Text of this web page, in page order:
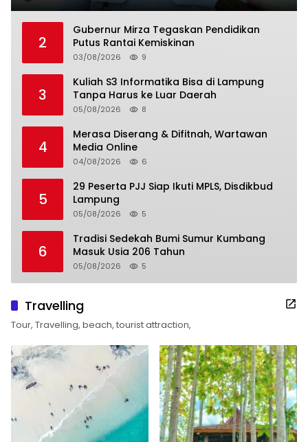
2
Gubernur Mirza Tegaskan Pendidikan
Putus Rantai Kemiskinan
03/08/2026 9
3
Kuliah S3 Informatika Bisa di Lampung
Tanpa Harus ke Luar Daerah
05/08/2026 8
4
Merasa Diserang & Difitnah, Wartawan
Media Online
04/08/2026 6
5
29 Peserta PJJ Siap Ikuti MPLS, Disdikbud
Lampung
05/08/2026 5
6
Tradisi Sedekah Bumi Sumur Kumbang
Masuk Usia 206 Tahun
05/08/2026 5
Travelling
Tour, Travelling, beach, tourist attraction,